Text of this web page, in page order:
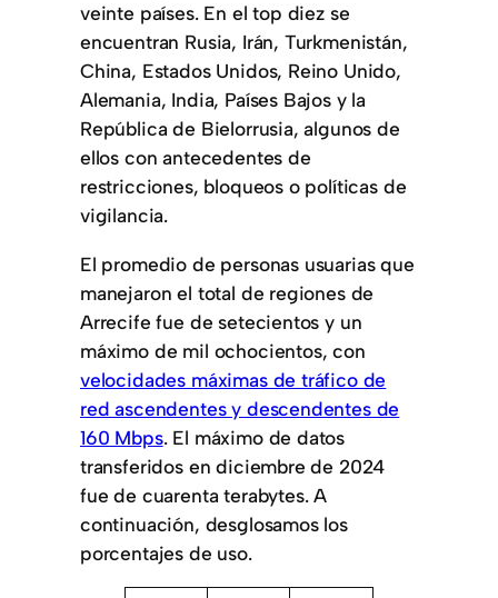
veinte países. En el top diez se
encuentran Rusia, Irán, Turkmenistán,
China, Estados Unidos, Reino Unido,
Alemania, India, Países Bajos y la
República de Bielorrusia, algunos de
ellos con antecedentes de
restricciones, bloqueos o políticas de
vigilancia.
El promedio de personas usuarias que
manejaron el total de regiones de
Arrecife fue de setecientos y un
máximo de mil ochocientos, con
velocidades máximas de tráfico de
red ascendentes y descendentes de
160 Mbps. El máximo de datos
transferidos en diciembre de 2024
fue de cuarenta terabytes. A
continuación, desglosamos los
porcentajes de uso.